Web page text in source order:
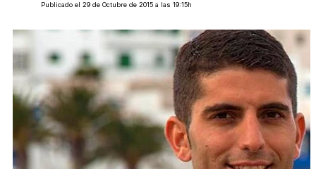
Publicado el 29 de Octubre de 2015 a las 19:15h